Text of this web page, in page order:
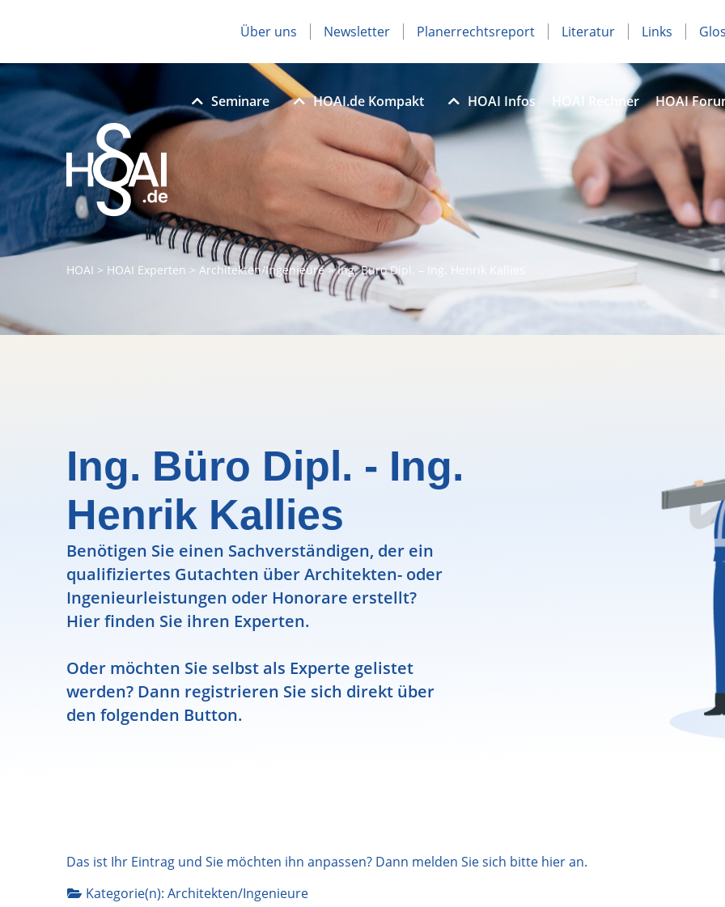
Über uns Newsletter Planerrechtsreport Literatur Links
Seminare HOAI.de Kompakt HOAI Infos HOAI Rechner HOAI
HOAI > HOAI Experten > Architekten/Ingenieure>Ing. Büro Dipl. – Ing. Henrik Kallies
Ing. Büro Dipl. - Ing.
Henrik Kallies
Benötigen Sie einen Sachverständigen, der ein
qualifiziertes Gutachten über Architekten- oder
Ingenieurleistungen oder Honorare erstellt?
Hier finden Sie ihren Experten.
Oder möchten Sie selbst als Experte gelistet
werden? Dann registrieren Sie sich direkt über
den folgenden Button.
Das ist Ihr Eintrag und Sie möchten ihn anpassen? Dann melden Sie sich bitte hieran.
Kategorie(n): Architekten/Ingenieure